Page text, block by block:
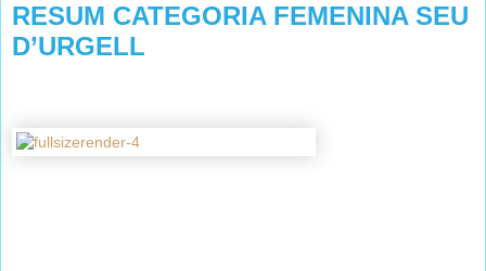
RESUM CATEGORIA FEMENINA SEU
D’URGELL